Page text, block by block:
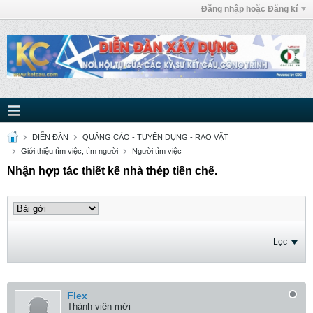
Đăng nhập hoặc Đăng kí
DIỄN ĐÀN
QUẢNG CÁO - TUYỂN DỤNG - RAO VẶT
Giới thiệu tìm việc, tìm người
Người tìm việc
Nhận hợp tác thiết kế nhà thép tiền chế.
Lọc
Flex
Thành viên mới